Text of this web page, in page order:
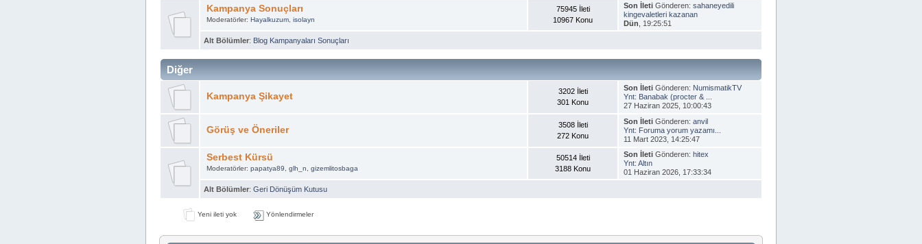
Kampanya Sonuçları
Moderatörler: Hayalkuzum, isolayn
75945 İleti
10967 Konu
Son İleti Gönderen:sahaneyedili
kingevaletleri kazanan
Dün
, 19:25:51
Alt Bölümler: Blog Kampanyaları Sonuçları
Diğer
Kampanya Şikayet
3202 İleti
301 Konu
Son İleti Gönderen: NumismatikTV
Ynt: Banabak (procter & ...
27 Haziran 2025, 10:00:43
Görüş ve Öneriler
3508 İleti
272 Konu
Son İleti Gönderen:anvil
Ynt: Foruma yorum yazamı...
11 Mart 2023, 14:25:47
Serbest Kürsü
Moderatörler: papatya89 glh_n gizemlitosbaga
50514 İleti
3188 Konu
Son İleti Gönderen:hitex
Ynt: Altın
01 Haziran 2026, 17:33:34
Alt Bölümler: Geri Dönüşüm Kutusu
Yeni ileti yok Yönlendirmeler